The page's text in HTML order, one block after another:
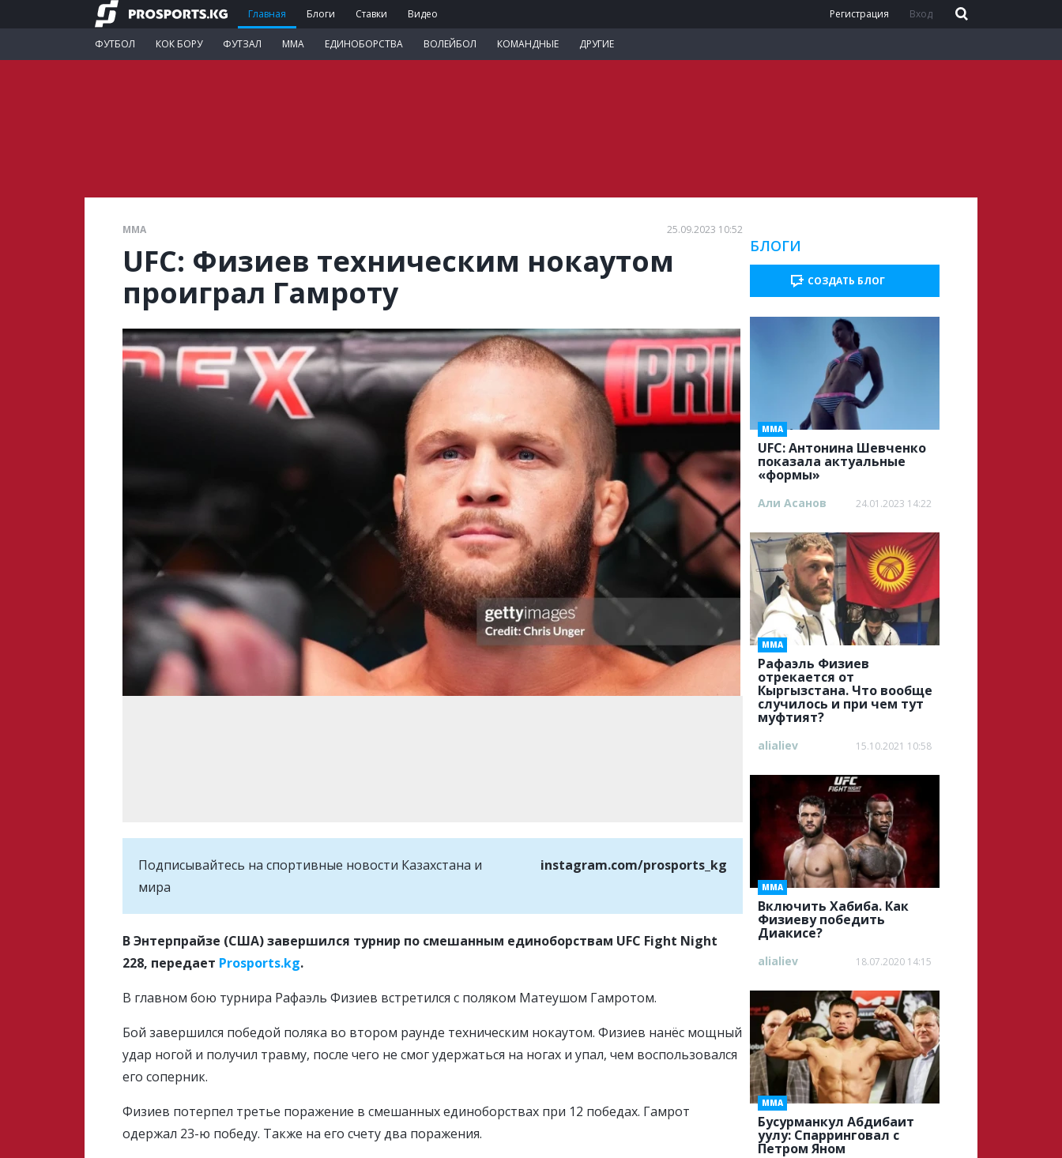
Главная Блоги Ставки Видео
ФУТБОЛ КОК БОРУ ФУТЗАЛ ММА ЕДИНОБОРСТВА ВОЛЕЙБОЛ КОМАНДНЫЕ ДРУГИЕ
Регистрация Вход
ММА 25.09.2023 10:52
UFC: Физиев техническим нокаутом
проиграл Гамроту
Подписывайтесь на cпортивные новости Казахстана и
мира
instagram.com/prosports_kg
В Энтерпрайзе (США) завершился турнир по смешанным единоборствам UFC Fight Night
228, передает Prosports.kg.
В главном бою турнира Рафаэль Физиев встретился с поляком Матеушом Гамротом.
Бой завершился победой поляка во втором раунде техническим нокаутом. Физиев нанёс мощный
удар ногой и получил травму, после чего не смог удержаться на ногах и упал, чем воспользовался
его соперник.
Физиев потерпел третье поражение в смешанных единоборствах при 12 победах. Гамрот
одержал 23-ю победу. Также на его счету два поражения.
БЛОГИ
СОЗДАТЬ БЛОГ
UFC: Антонина Шевченко
показала актуальные
«формы»
ММА
Али Асанов 24.01.2023 14:22
Рафаэль Физиев
отрекается от
Кыргызстана. Что вообще
случилось и при чем тут
муфтият?
ММА
alialiev 15.10.2021 10:58
Включить Хабиба. Как
Физиеву победить
Диакисе?
ММА
alialiev 18.07.2020 14:15
Бусурманкул Абдибаит
уулу: Спарринговал с
Петром Яном
ММА